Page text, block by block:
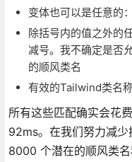
变体也可以是任意的
除括号内的值之外的
减号。我不确定是否
的顺风类名
有效的Tailwind类名
所有这些匹配确实会花
92ms。在我们努力减
8000 个潜在的顺风类